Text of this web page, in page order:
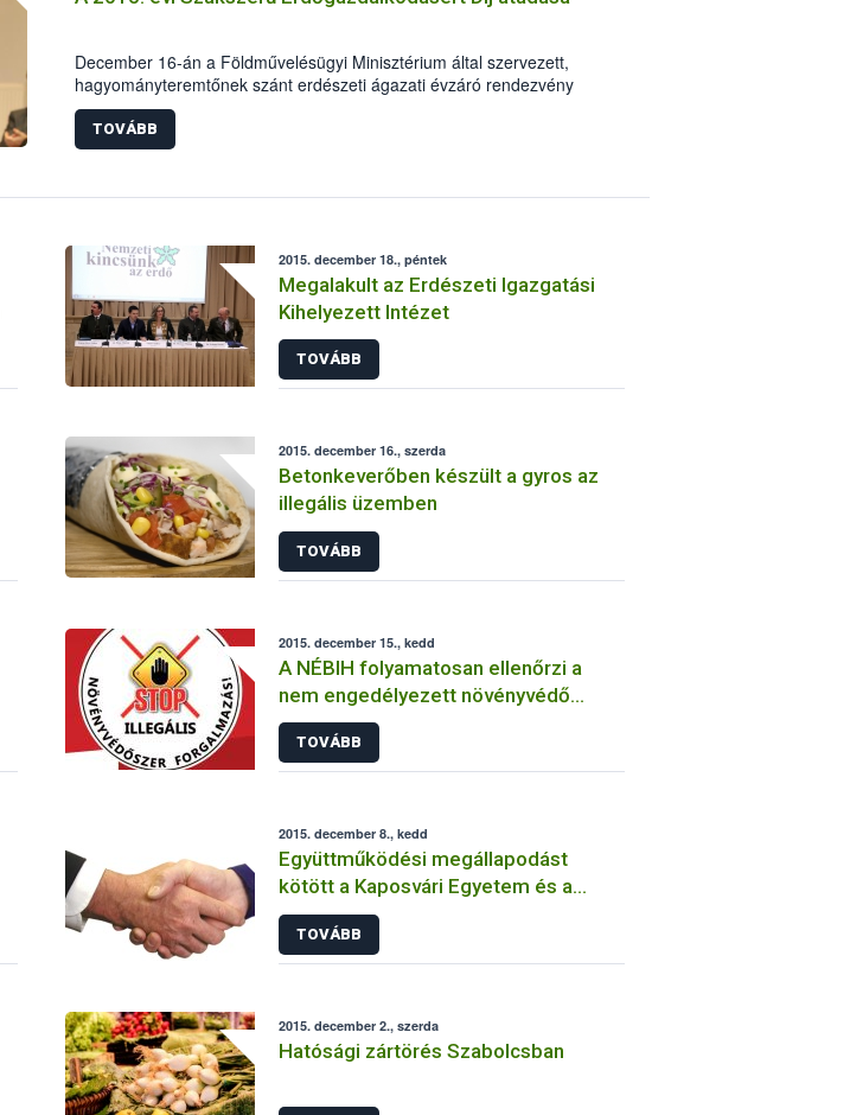
December 16-án a Földművelésügyi Minisztérium által szervezett,
hagyományteremtőnek szánt erdészeti ágazati évzáró rendezvény
keretében került sor a „Szakszerű Erdőgazdálkodásért Díj” átadására.
TOVÁBB
2015. december 18., péntek
Megalakult az Erdészeti Igazgatási
Kihelyezett Intézet
TOVÁBB
2015. december 16., szerda
Betonkeverőben készült a gyros az
illegális üzemben
TOVÁBB
2015. december 15., kedd
A NÉBIH folyamatosan ellenőrzi a
nem engedélyezett növényvédő
szerek forgalmazását és
felhasználását
TOVÁBB
2015. december 8., kedd
Együttműködési megállapodást
kötött a Kaposvári Egyetem és a
NÉBIH
TOVÁBB
2015. december 2., szerda
Hatósági zártörés Szabolcsban